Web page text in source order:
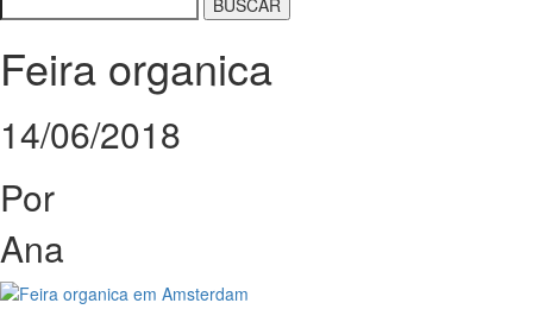
Feira organica
14/06/2018
Por
Ana